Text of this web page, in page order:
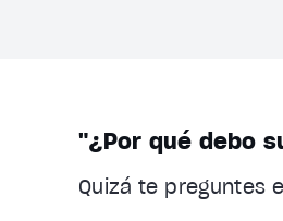
"¿Por qué debo
Quizá te preguntes